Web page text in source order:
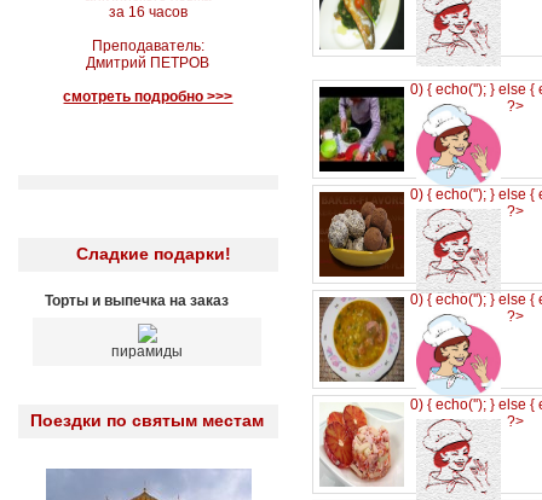
за 16 часов
Преподаватель:
Дмитрий ПЕТРОВ
смотреть подробно >>>
Сладкие подарки!
Торты и выпечка на заказ
пирамиды
Поездки по святым местам
0) { echo(''); } else {
?>
0) { echo(''); } else {
?>
0) { echo(''); } else {
?>
0) { echo(''); } else {
?>